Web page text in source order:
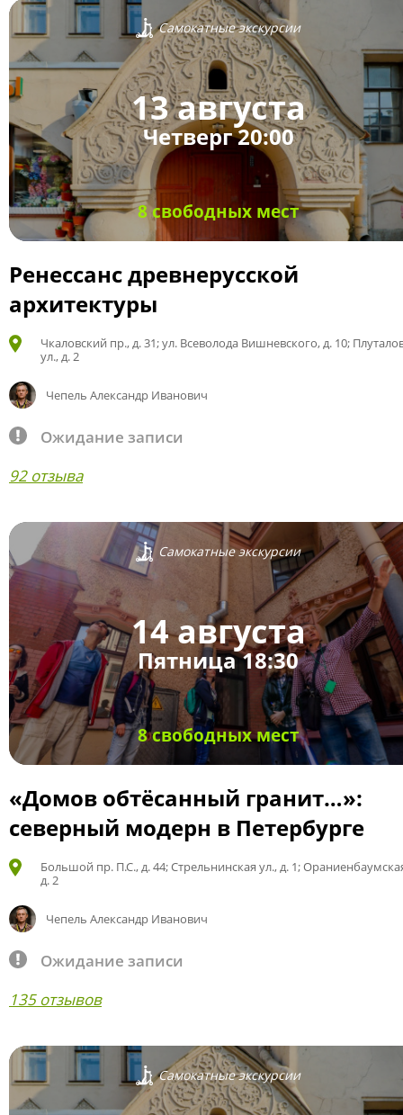
Самокатные экскурсии
13 августа
Четверг 20:00
8 свободных мест
Ренессанс древнерусской
архитектуры
Чкаловский пр., д. 31; ул. Всеволода Вишневского, д. 10;
ул., д. 2
Чепель Александр Иванович
Ожидание записи
92 отзыва
Самокатные экскурсии
14 августа
Пятница 18:30
8 свободных мест
«Домов обтёсанный гранит…»:
северный модерн в Петербурге
Большой пр. П.С., д. 44; Стрельнинская ул., д. 1;
д. 2
Чепель Александр Иванович
Ожидание записи
135 отзывов
Самокатные экскурсии